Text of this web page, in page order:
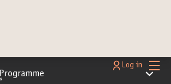
Main
Log in
Programme Main